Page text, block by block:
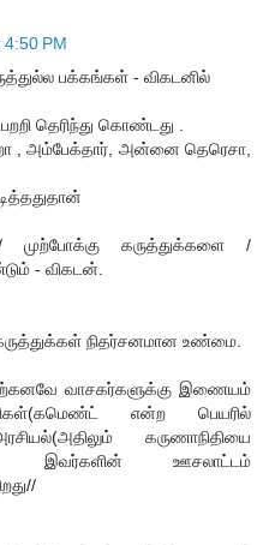
PM
பக்கங்கள் - விகடனில்
தெரிந்து கொண்டது .
, அம்பேக்தார், அன்னை தெரெசா,
கருத்துக்களை /
- விகடன்.
நிதர்சனமான உண்மை.
வாசகர்களுக்கு இணையம்
என்ற பெயரில்
கருணாநிதியை
இவர்களின் ஊசலாட்டம்